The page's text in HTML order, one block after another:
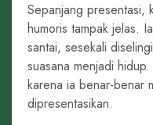
Sepanjang presentasi,
humoris tampak jelas.
santai, sesekali
suasana menjadi
karena ia benar-benar
dipresentasikan.